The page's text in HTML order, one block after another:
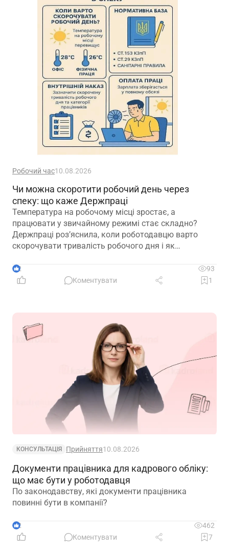
Робочий час10.08.2026
Чи можна скоротити робочий день через
спеку: що каже Держпраці
Температура на робочому місці зростає, а
працювати у звичайному режимі стає складно?
Держпраці роз’яснила, коли роботодавцю варто
скорочувати тривалість робочого дня і як
2
93
Коментувати
1
КОНСУЛЬТАЦІЯ Прийняття10.08.2026
Документи працівника для кадрового обліку:
що має бути у роботодавця
По законодавству, які документи працівника
повинні бути в компанії?
2
462
Коментувати
7